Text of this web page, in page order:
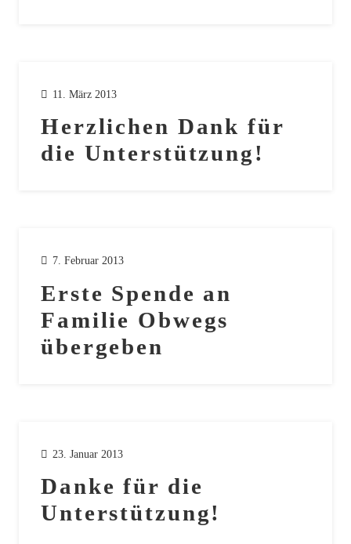
11. März 2013
Herzlichen Dank für
die Unterstützung!
7. Februar 2013
Erste Spende an
Familie Obwegs
übergeben
23. Januar 2013
Danke für die
Unterstützung!